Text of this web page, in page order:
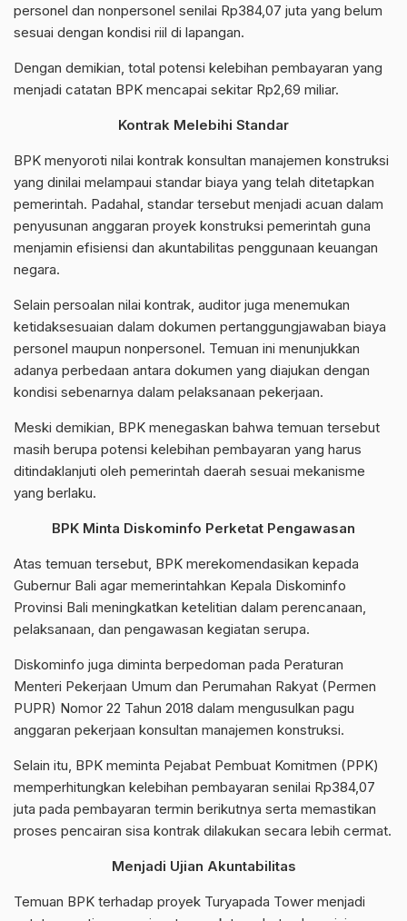
personel dan nonpersonel senilai Rp384,07 juta yang belum
sesuai dengan kondisi riil di lapangan.
Dengan demikian, total potensi kelebihan pembayaran yang
menjadi catatan BPK mencapai sekitar Rp2,69 miliar.
Kontrak Melebihi Standar
BPK menyoroti nilai kontrak konsultan manajemen konstruksi
yang dinilai melampaui standar biaya yang telah ditetapkan
pemerintah. Padahal, standar tersebut menjadi acuan dalam
penyusunan anggaran proyek konstruksi pemerintah guna
menjamin efisiensi dan akuntabilitas penggunaan keuangan
negara.
Selain persoalan nilai kontrak, auditor juga menemukan
ketidaksesuaian dalam dokumen pertanggungjawaban biaya
personel maupun nonpersonel. Temuan ini menunjukkan
adanya perbedaan antara dokumen yang diajukan dengan
kondisi sebenarnya dalam pelaksanaan pekerjaan.
Meski demikian, BPK menegaskan bahwa temuan tersebut
masih berupa potensi kelebihan pembayaran yang harus
ditindaklanjuti oleh pemerintah daerah sesuai mekanisme
yang berlaku.
BPK Minta Diskominfo Perketat Pengawasan
Atas temuan tersebut, BPK merekomendasikan kepada
Gubernur Bali agar memerintahkan Kepala Diskominfo
Provinsi Bali meningkatkan ketelitian dalam perencanaan,
pelaksanaan, dan pengawasan kegiatan serupa.
Diskominfo juga diminta berpedoman pada Peraturan
Menteri Pekerjaan Umum dan Perumahan Rakyat (Permen
PUPR) Nomor 22 Tahun 2018 dalam mengusulkan pagu
anggaran pekerjaan konsultan manajemen konstruksi.
Selain itu, BPK meminta Pejabat Pembuat Komitmen (PPK)
memperhitungkan kelebihan pembayaran senilai Rp384,07
juta pada pembayaran termin berikutnya serta memastikan
proses pencairan sisa kontrak dilakukan secara lebih cermat.
Menjadi Ujian Akuntabilitas
Temuan BPK terhadap proyek Turyapada Tower menjadi